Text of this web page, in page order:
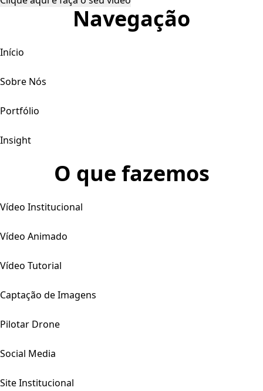
Navegação
Início
Sobre Nós
Portfólio
Insight
O que fazemos
Vídeo Institucional
Vídeo Animado
Vídeo Tutorial
Captação de Imagens
Pilotar Drone
Social Media
Site Institucional